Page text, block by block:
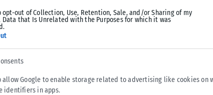
opt-out of Collection, Use, Retention, Sale, and/or Sharing of my
Data that Is Unrelated with the Purposes for which it was
allow Google to enable storage related to advertising like cookies on
identifiers in apps.
πως μια κορνίζα στον τοίχο εγγυάται μισθό,
δεν εγγυάται ούτε συνέντευξη.
τεχνίτες με το κιάλι. Υδραυλικούς, ηλεκτρολόγους,
ανθρώπους με δεξιότητα, συνέπεια και χέρια που
την τεχνική εκπαίδευση σαν δεύτερη
τα παίρνει τα γράμματα». Τεράστια κοινωνική